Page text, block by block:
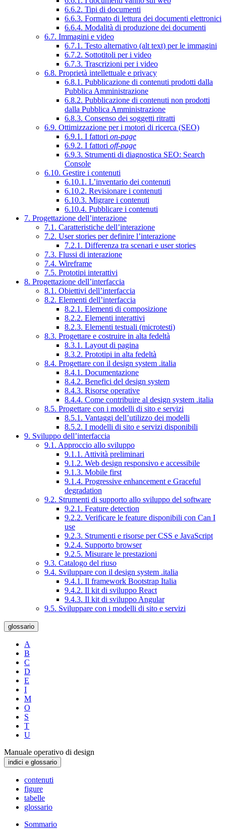
6.6.2. Tipi di documenti
6.6.3. Formato di lettura dei documenti elettronici
6.6.4. Modalità di produzione dei documenti
6.7. Immagini e video
6.7.1. Testo alternativo (alt text) per le immagini
6.7.2. Sottotitoli per i video
6.7.3. Trascrizioni per i video
6.8. Proprietà intellettuale e privacy
6.8.1. Pubblicazione di contenuti prodotti dalla
Pubblica Amministrazione
6.8.2. Pubblicazione di contenuti non prodotti
dalla Pubblica Amministrazione
6.8.3. Consenso dei soggetti ritratti
6.9. Ottimizzazione per i motori di ricerca (SEO)
6.9.1. I fattori on-page
6.9.2. I fattori off-page
6.9.3. Strumenti di diagnostica SEO: Search
Console
6.10. Gestire i contenuti
6.10.1. L’inventario dei contenuti
6.10.2. Revisionare i contenuti
6.10.3. Migrare i contenuti
6.10.4. Pubblicare i contenuti
7. Progettazione dell’interazione
7.1. Caratteristiche dell’interazione
7.2. User stories per definire l’interazione
7.2.1. Differenza tra scenari e user stories
7.3. Flussi di interazione
7.4. Wireframe
7.5. Prototipi interattivi
8. Progettazione dell’interfaccia
8.1. Obiettivi dell’interfaccia
8.2. Elementi dell’interfaccia
8.2.1. Elementi di composizione
8.2.2. Elementi interattivi
8.2.3. Elementi testuali (microtesti)
8.3. Progettare e costruire in alta fedeltà
8.3.1. Layout di pagina
8.3.2. Prototipi in alta fedeltà
8.4. Progettare con il design system .italia
8.4.1. Documentazione
8.4.2. Benefici del design system
8.4.3. Risorse operative
8.4.4. Come contribuire al design system .italia
8.5. Progettare con i modelli di sito e servizi
8.5.1. Vantaggi dell’utilizzo dei modelli
8.5.2. I modelli di sito e servizi disponibili
9. Sviluppo dell’interfaccia
9.1. Approccio allo sviluppo
9.1.1. Attività preliminari
9.1.2. Web design responsivo e accessibile
9.1.3. Mobile first
9.1.4. Progressive enhancement e Graceful
degradation
9.2. Strumenti di supporto allo sviluppo del software
9.2.1. Feature detection
9.2.2. Verificare le feature disponibili con Can I
use
9.2.3. Strumenti e risorse per CSS e JavaScript
9.2.4. Supporto browser
9.2.5. Misurare le prestazioni
9.3. Catalogo del riuso
9.4. Sviluppare con il design system .italia
9.4.1. Il framework Bootstrap Italia
9.4.2. Il kit di sviluppo React
9.4.3. Il kit di sviluppo Angular
9.5. Sviluppare con i modelli di sito e servizi
glossario
A
B
C
D
E
I
M
O
S
T
U
Manuale operativo di design
indici e glossario
contenuti
figure
tabelle
glossario
Sommario